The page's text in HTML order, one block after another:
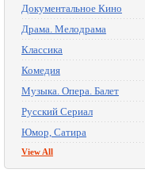
Документальное Кино
Драма. Мелодрама
Классика
Комедия
Музыка. Опера. Балет
Русский Сериал
Юмор, Сатира
View All